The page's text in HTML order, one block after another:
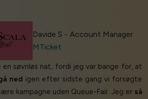
Davide S - Account Manager
MTicket
en søvnløs nat, fordi jeg var bange for, at
ned igen efter sidste gang vi forsøgte
kampagne uden Queue-Fair. Jeg er så